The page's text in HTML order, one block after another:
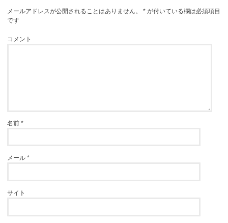
メールアドレスが公開されることはありません。 * が付いている欄は必須項目
です
コメント
名前*
メール*
サイト